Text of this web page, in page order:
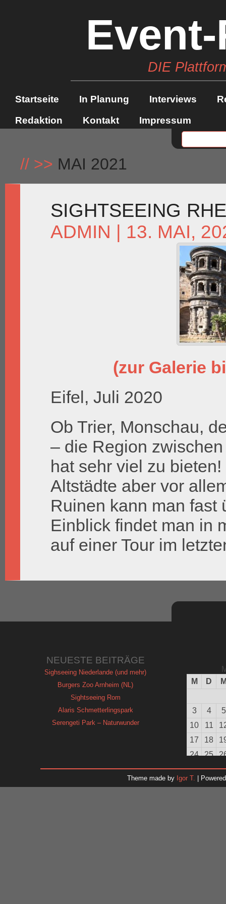
DIE
Startseite In Planung Interviews
Redaktion
Kontakt Impressum
// >> MAI 2021
SIGHTSEEING
ADMIN | 13. MAI,
(zur Galerie
Eifel, Juli 2020
Ob Trier, Monschau,
– die Region
hat sehr viel zu
Altstädte aber vor
Ruinen kann man fast
Einblick findet man in
auf einer Tour im
NEUESTE BEITRÄGE
Sighseeing Niederlande (und mehr)
Burgers Zoo Arnheim (NL)
Sightseeing Rom
Alaris Schmetterlingspark
Serengeti Park – Naturwunder
M
D
3 4
5
10
11
17
18
24
25
31
Theme made by Igor T. |